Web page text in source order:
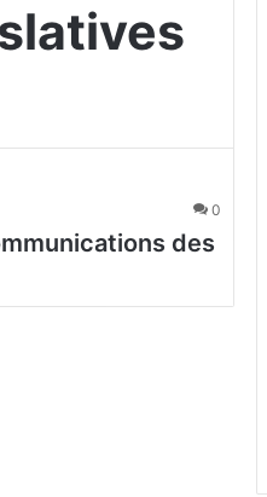
0
des